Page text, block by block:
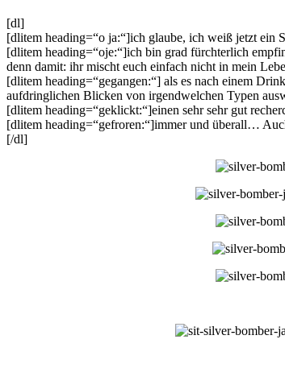
[dl]
[dlitem heading=“o ja:“]ich glaube, ich weiß jetzt ein
[dlitem heading=“oje:“]ich bin grad fürchterlich
denn damit: ihr mischt euch einfach nicht in mein
[dlitem heading=“gegangen:“] als es nach einem
aufdringlichen Blicken von irgendwelchen Typen
[dlitem heading=“geklickt:“]einen sehr sehr gut
[dlitem heading=“gefroren:“]immer und überall…
[/dl]